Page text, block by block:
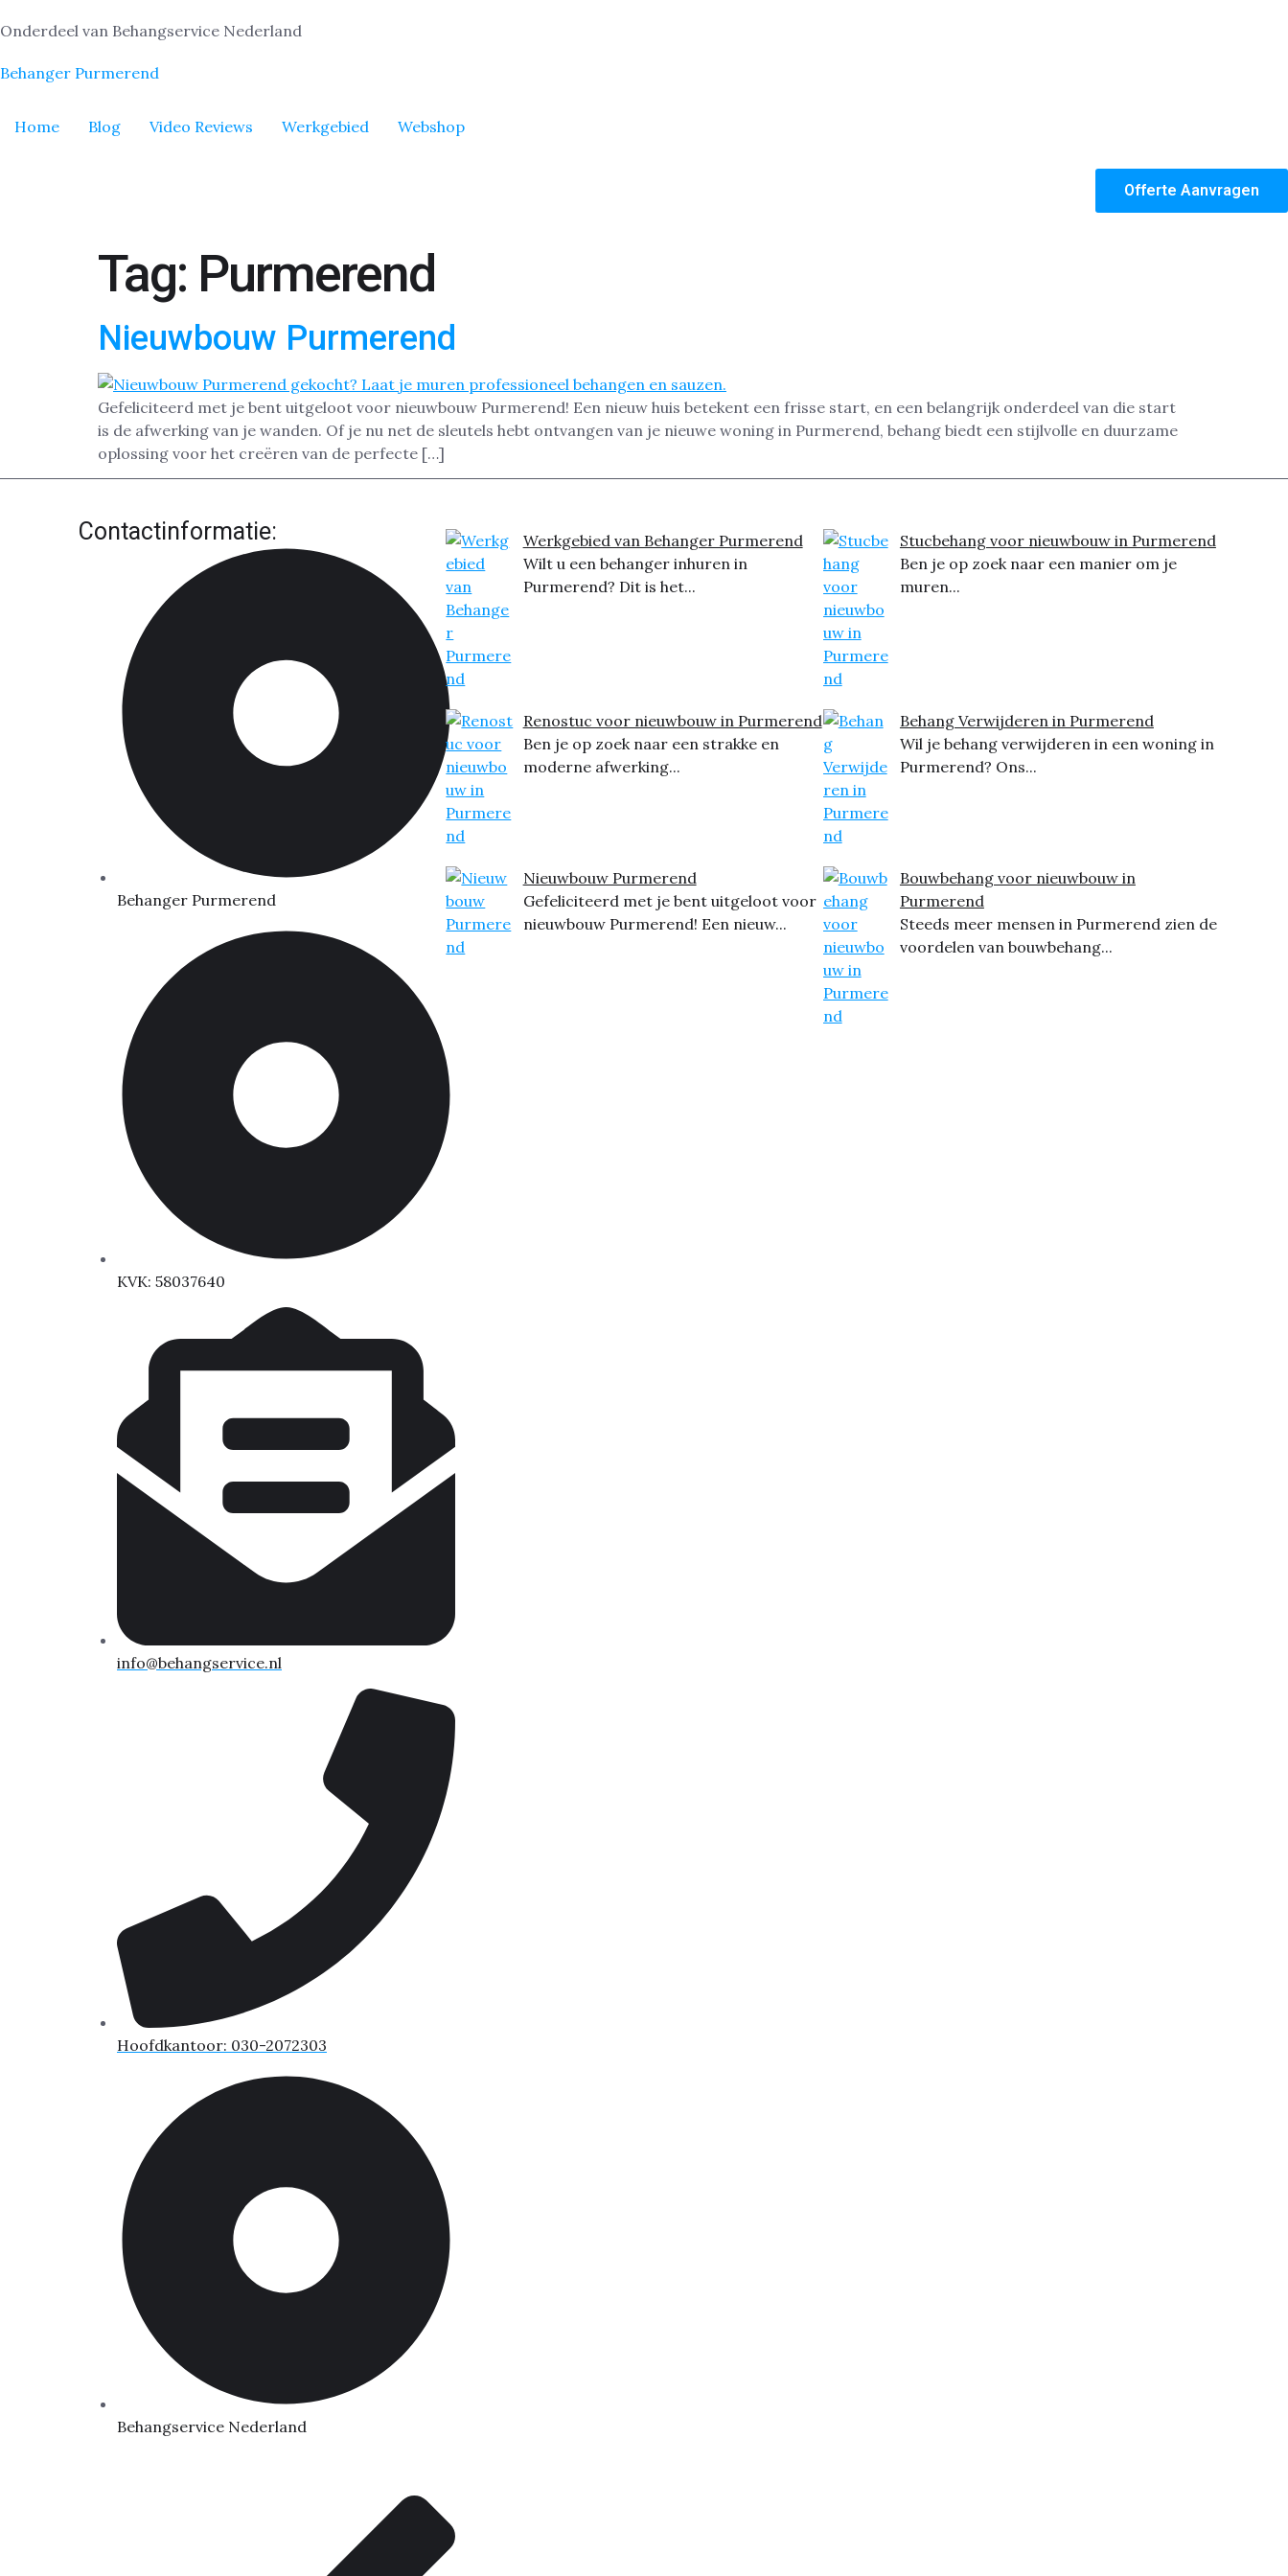
Onderdeel van Behangservice Nederland
Behanger Purmerend
Home Blog Video Reviews Werkgebied Webshop
Offerte Aanvragen
Tag: Purmerend
Nieuwbouw Purmerend
Gefeliciteerd met je bent uitgeloot voor nieuwbouw Purmerend! Een nieuw huis betekent een frisse start, en een belangrijk onderdeel van die start
is de afwerking van je wanden. Of je nu net de sleutels hebt ontvangen van je nieuwe woning in Purmerend, behang biedt een stijlvolle en duurzame
oplossing voor het creëren van de perfecte […]
Contactinformatie:
Behanger Purmerend
KVK: 58037640
info@behangservice.nl
Hoofdkantoor: 030-2072303
Behangservice Nederland
Werkgebied van Behanger Purmerend
Wilt u een behanger inhuren in
Purmerend? Dit is het...
Renostuc voor nieuwbouw in Purmerend
Ben je op zoek naar een strakke en
moderne afwerking...
Nieuwbouw Purmerend
Gefeliciteerd met je bent uitgeloot voor
nieuwbouw Purmerend! Een nieuw...
Stucbehang voor nieuwbouw in Purmerend
Ben je op zoek naar een manier om je
muren...
Behang Verwijderen in Purmerend
Wil je behang verwijderen in een woning in
Purmerend? Ons...
Bouwbehang voor nieuwbouw in
Purmerend
Steeds meer mensen in Purmerend zien de
voordelen van bouwbehang...